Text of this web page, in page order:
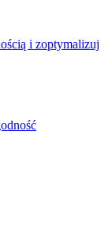
i zoptymalizuj